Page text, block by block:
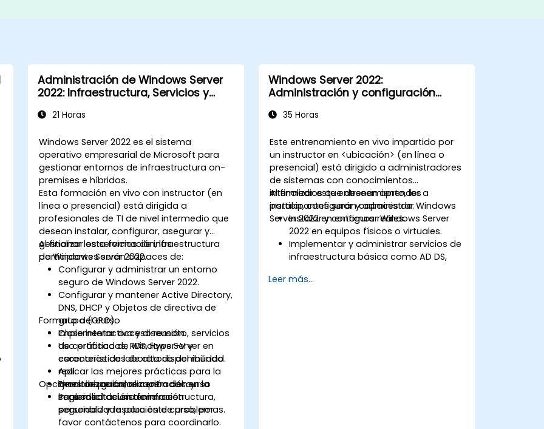
Administración de Windows Server
2022: Infraestructura, Servicios y
21 Horas
Windows Server 2022 es el sistema
operativo empresarial de Microsoft para
gestionar entornos de infraestructura on-
premises e híbridos.
Esta formación en vivo con instructor (en
línea o presencial) está dirigida a
profesionales de TI de nivel intermedio que
desean instalar, configurar, asegurar y
gestionar los servicios de infraestructura
de Windows Server 2022.
Al finalizar esta formación, los
participantes serán capaces de:
Configurar y administrar un entorno
seguro de Windows Server 2022.
Configurar y mantener Active Directory,
DNS, DHCP y Objetos de directiva de
grupo (GPO).
Implementar acceso remoto, servicios
de certificados, RDS, Hyper-V y
características de alta disponibilidad.
Aplicar las mejores prácticas para la
monitorización, recuperación y
seguridad del sistema.
Formato del curso
Clase interactiva y discusión.
Uso práctico de Windows Server en
escenarios de laboratorio del mundo
real.
Ejercicios guiados centrados en la
implementación de infraestructura,
seguridad y resolución de problemas.
Opciones de personalización del curso
Para solicitar una formación
personalizada para este curso, por
favor contáctenos para coordinarlo.
Windows Server 2022:
Administración y configuración
35 Horas
Este entrenamiento en vivo impartido por
un instructor en <ubicación> (en línea o
presencial) está dirigido a administradores
de sistemas con conocimientos
intermedios que deseen aprender a
instalar, configurar y administrar Windows
Server 2022 en entornos reales.
Al finalizar este entrenamiento, los
participantes serán capaces de:
Instalar y configurar Windows Server
2022 en equipos físicos o virtuales.
Implementar y administrar servicios de
infraestructura básica como AD DS,
Aplicar virtualización, almacenamiento
Leer más...